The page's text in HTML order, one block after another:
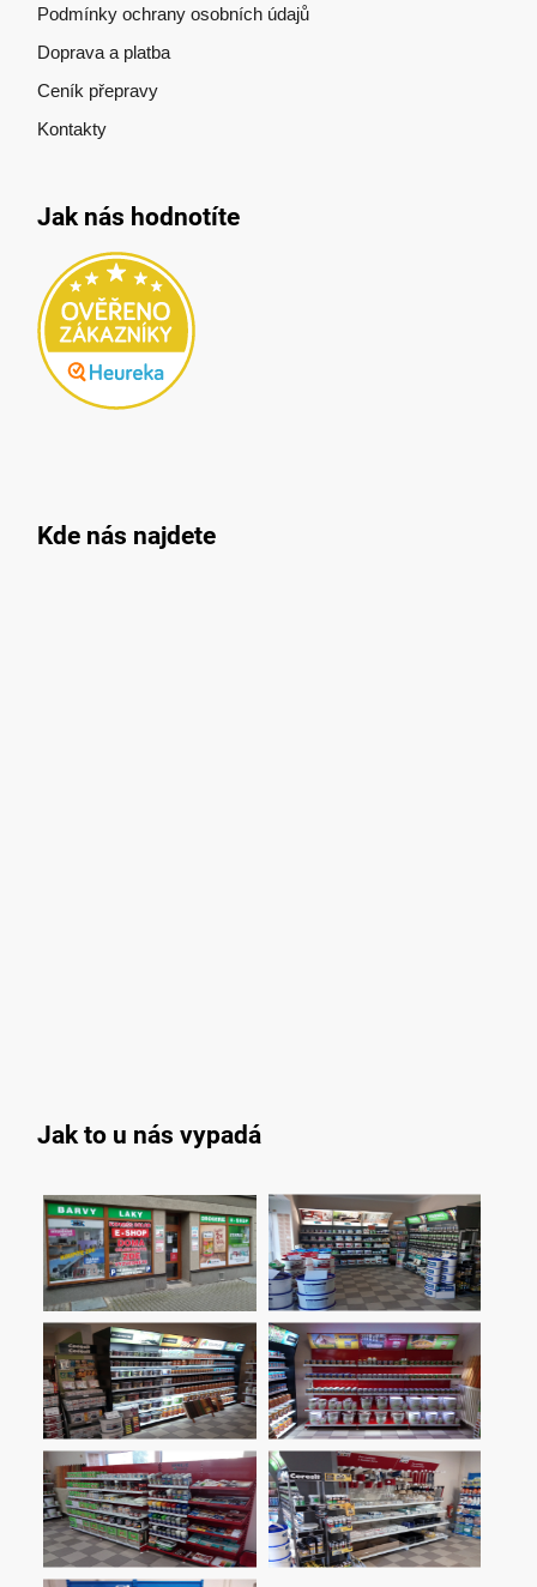
Podmínky ochrany osobních údajů
Doprava a platba
Ceník přepravy
Kontakty
Jak nás hodnotíte
Kde nás najdete
Jak to u nás vypadá